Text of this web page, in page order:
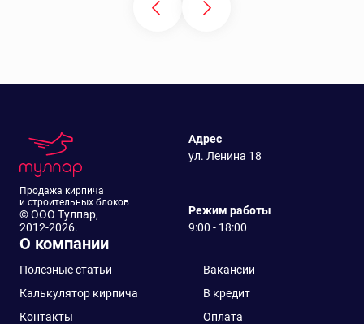
Продажа кирпича
и строительных блоков
© ООО Тулпар,
2012-2026.
Адрес
ул. Ленина 18
Режим работы
9:00 - 18:00
О компании
Полезные статьи
Вакансии
Калькулятор кирпича
В кредит
Контакты
Оплата